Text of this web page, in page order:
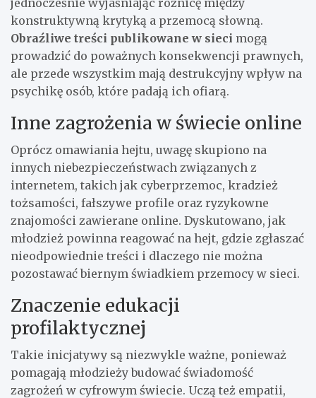
jednocześnie wyjaśniając różnicę między
konstruktywną krytyką a przemocą słowną.
Obraźliwe treści publikowane w sieci mogą
prowadzić do poważnych konsekwencji prawnych,
ale przede wszystkim mają destrukcyjny wpływ na
psychikę osób, które padają ich ofiarą.
Inne zagrożenia w świecie online
Oprócz omawiania hejtu, uwagę skupiono na
innych niebezpieczeństwach związanych z
internetem, takich jak cyberprzemoc, kradzież
tożsamości, fałszywe profile oraz ryzykowne
znajomości zawierane online. Dyskutowano, jak
młodzież powinna reagować na hejt, gdzie zgłaszać
nieodpowiednie treści i dlaczego nie można
pozostawać biernym świadkiem przemocy w sieci.
Znaczenie edukacji
profilaktycznej
Takie inicjatywy są niezwykle ważne, ponieważ
pomagają młodzieży budować świadomość
zagrożeń w cyfrowym świecie. Uczą też empatii,